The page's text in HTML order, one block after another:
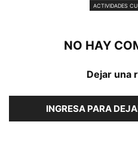
ACTIVIDADES
NO HAY
Dejar una
INGRESA PARA